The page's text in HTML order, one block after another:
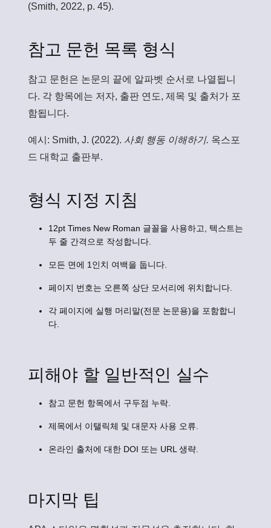
(Smith, 2022, p. 45).
참고 문헌 목록 형식
참고 문헌은 논문의 끝에 알파벳 순서로 나열됩니
다. 각 항목에는 저자, 출판 연도, 제목 및 출처가 포
함됩니다.
예시: Smith, J. (2022). 사회 행동 이해하기. 옥스포
드 대학교 출판부.
형식 지정 지침
12pt Times New Roman 글꼴을 사용하고, 텍스트는
두 줄 간격으로 작성합니다.
모든 면에 1인치 여백을 둡니다.
페이지 번호는 오른쪽 상단 모서리에 위치합니다.
각 페이지에 실행 머리말(전문 논문용)을 포함합니
다.
피해야 할 일반적인 실수
참고 문헌 항목에서 구두점 누락.
제목에서 이탤릭체 및 대문자 사용 오류.
온라인 출처에 대한 DOI 또는 URL 생략.
마지막 팁